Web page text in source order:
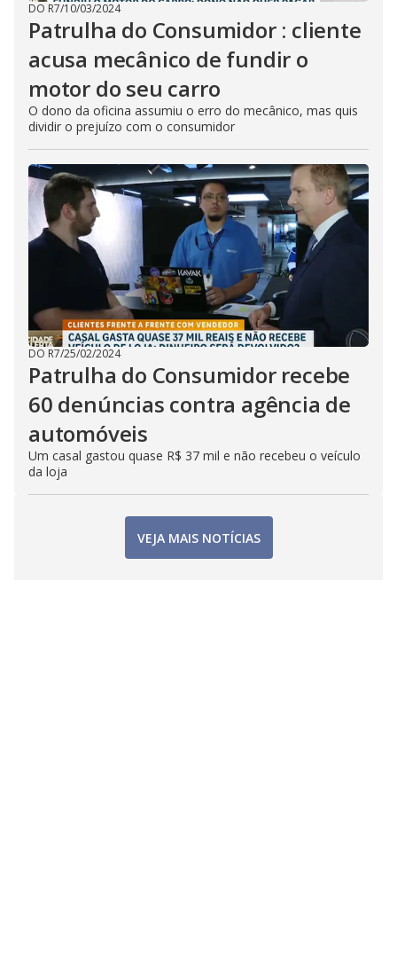
DO R7/10/03/2024
Patrulha do Consumidor : cliente
acusa mecânico de fundir o
motor do seu carro
O dono da oficina assumiu o erro do mecânico, mas quis
dividir o prejuízo com o consumidor
DO R7/25/02/2024
Patrulha do Consumidor recebe
60 denúncias contra agência de
automóveis
Um casal gastou quase R$ 37 mil e não recebeu o veículo
da loja
VEJA MAIS NOTÍCIAS